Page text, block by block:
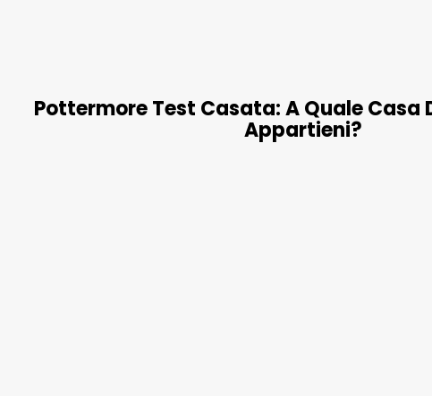
Pottermore Test Casata: A Quale Casa
Appartieni?